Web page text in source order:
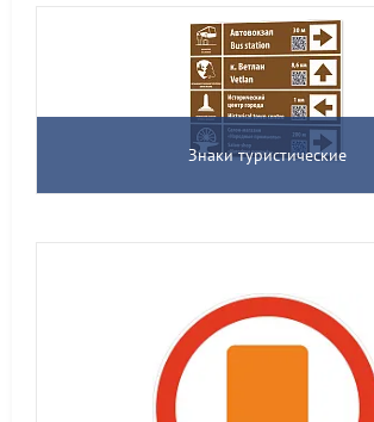
Знаки туристические